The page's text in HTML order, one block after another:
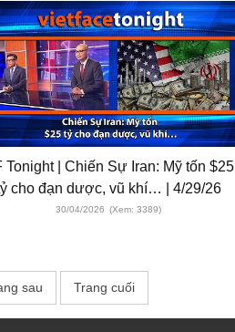
Tonight | Chiến Sự Iran: Mỹ tốn $25
cho đạn dược, vũ khí… | 4/29/26
30/04/2026 (Xem: 3389)
sau Trang cuối